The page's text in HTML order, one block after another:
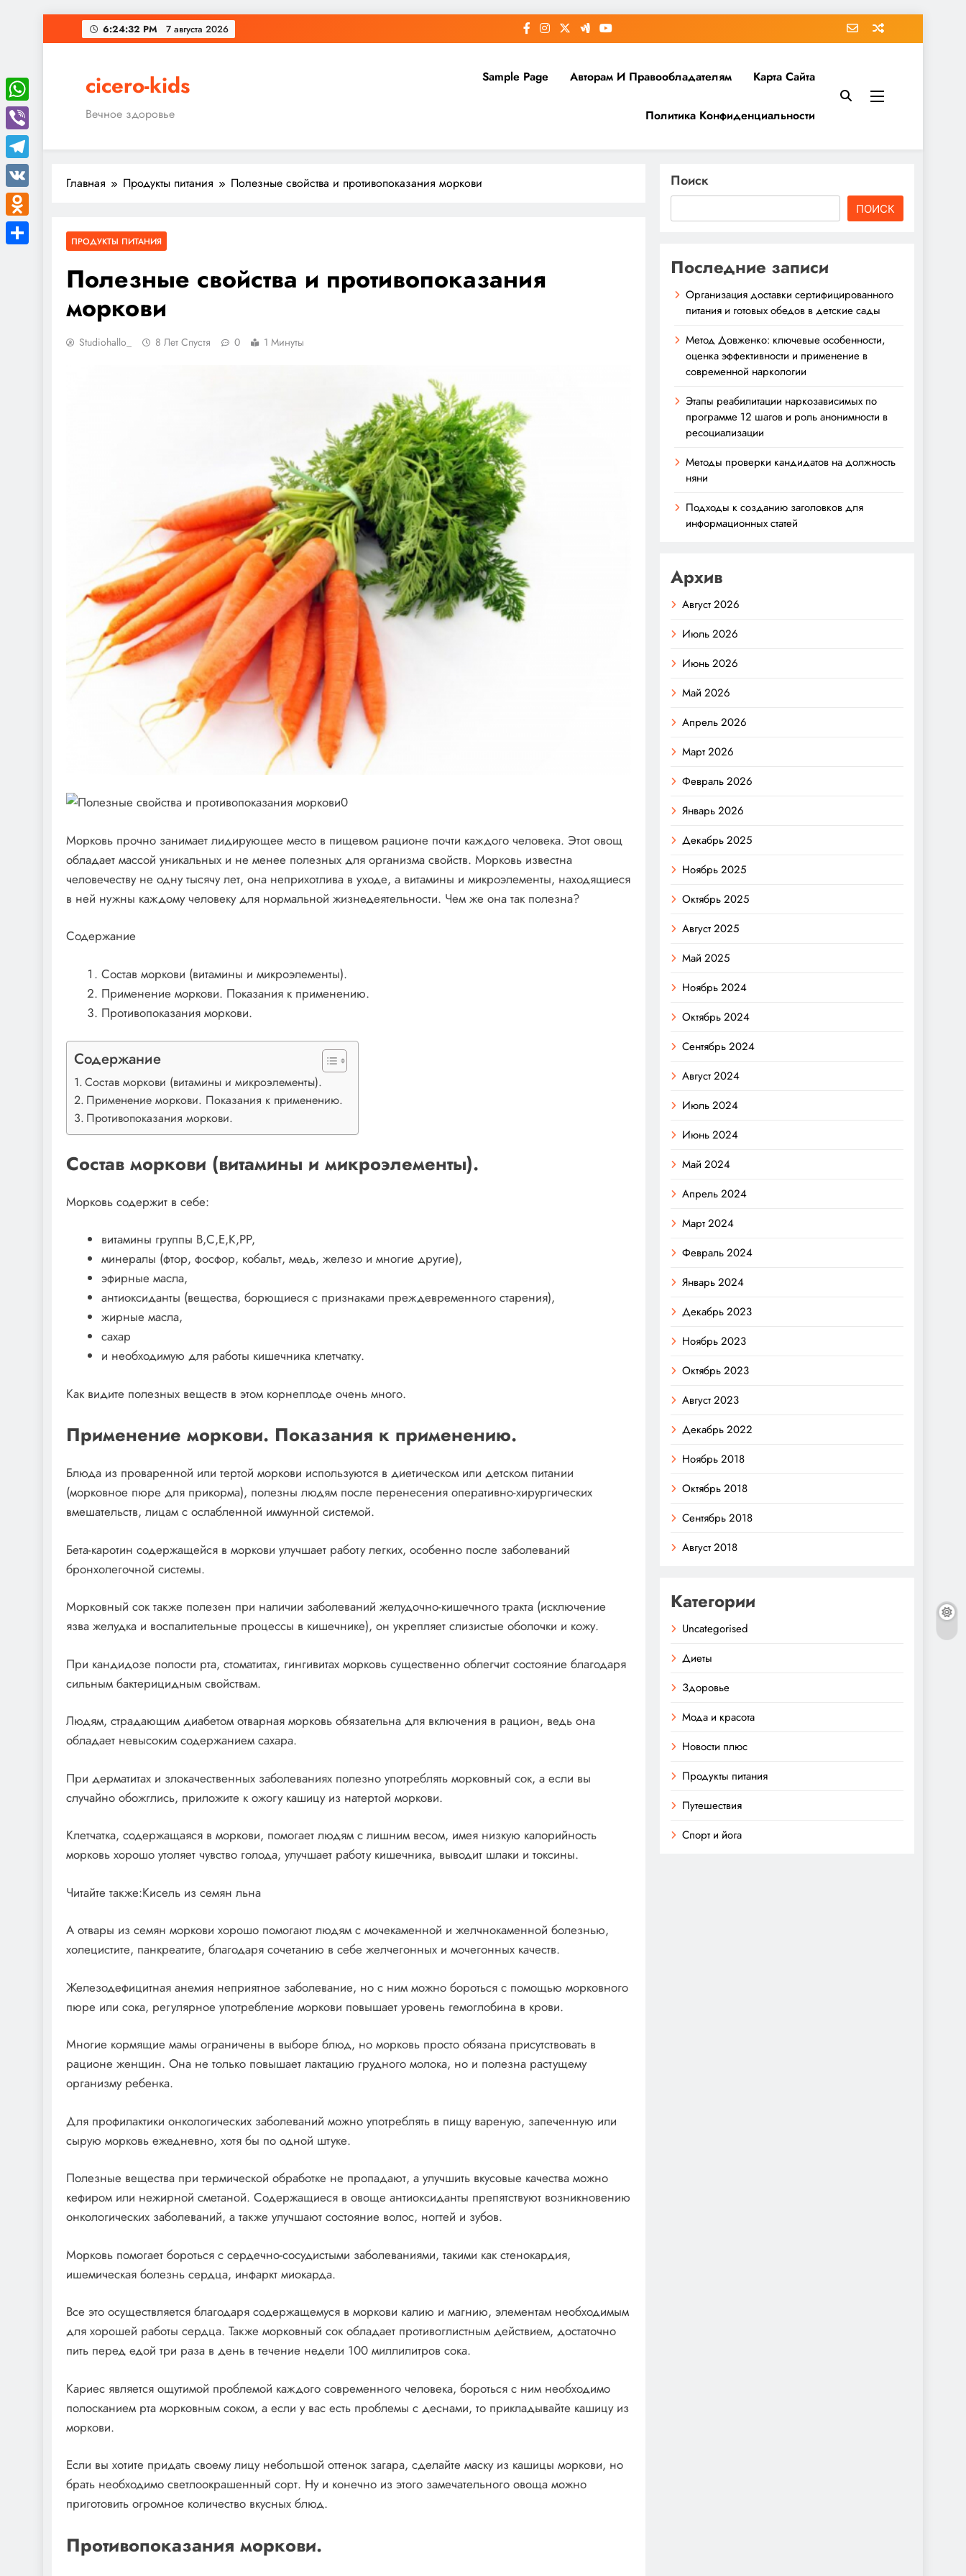
Перейти
к
6:24:33 PM 7 августа 2026
cicero-kids
Вечное здоровье
Sample Page Авторам И Правообладателям Карта Сайта
Политика Конфиденциальности
Главная Продукты питания Полезные свойства и противопоказания моркови
ПРОДУКТЫ ПИТАНИЯ
Полезные свойства и противопоказания
моркови
Studiohallo_ 8 Лет Спустя 0 1 Минуты
Морковь прочно занимает лидирующее место в пищевом рационе почти каждого человека. Этот овощ
обладает массой уникальных и не менее полезных для организма свойств. Морковь известна
человечеству не одну тысячу лет, она неприхотлива в уходе, а витамины и микроэлементы, находящиеся
в ней нужны каждому человеку для нормальной жизнедеятельности. Чем же она так полезна?
Содержание
Состав моркови (витамины и микроэлементы).
Применение моркови. Показания к применению.
Противопоказания моркови.
Содержание
Состав моркови (витамины и микроэлементы).
Применение моркови. Показания к применению.
Противопоказания моркови.
Состав моркови (витамины и микроэлементы).
Морковь содержит в себе:
витамины группы B,С,E,K,PP,
минералы (фтор, фосфор, кобальт, медь, железо и многие другие),
эфирные масла,
антиоксиданты (вещества, борющиеся с признаками преждевременного старения),
жирные масла,
сахар
и необходимую для работы кишечника клетчатку.
Как видите полезных веществ в этом корнеплоде очень много.
Применение моркови. Показания к применению.
Блюда из проваренной или тертой моркови используются в диетическом или детском питании
(морковное пюре для прикорма), полезны людям после перенесения оперативно-хирургических
вмешательств, лицам с ослабленной иммунной системой.
Бета-каротин содержащейся в моркови улучшает работу легких, особенно после заболеваний
бронхолегочной системы.
Морковный сок также полезен при наличии заболеваний желудочно-кишечного тракта (исключение
язва желудка и воспалительные процессы в кишечнике), он укрепляет слизистые оболочки и кожу.
При кандидозе полости рта, стоматитах, гингивитах морковь существенно облегчит состояние благодаря
сильным бактерицидным свойствам.
Людям, страдающим диабетом отварная морковь обязательна для включения в рацион, ведь она
обладает невысоким содержанием сахара.
При дерматитах и злокачественных заболеваниях полезно употреблять морковный сок, а если вы
случайно обожглись, приложите к ожогу кашицу из натертой моркови.
Клетчатка, содержащаяся в моркови, помогает людям с лишним весом, имея низкую калорийность
морковь хорошо утоляет чувство голода, улучшает работу кишечника, выводит шлаки и токсины.
Читайте также:Кисель из семян льна
А отвары из семян моркови хорошо помогают людям с мочекаменной и желчнокаменной болезнью,
холецистите, панкреатите, благодаря сочетанию в себе желчегонных и мочегонных качеств.
Железодефицитная анемия неприятное заболевание, но с ним можно бороться с помощью морковного
пюре или сока, регулярное употребление моркови повышает уровень гемоглобина в крови.
Многие кормящие мамы ограничены в выборе блюд, но морковь просто обязана присутствовать в
рационе женщин. Она не только повышает лактацию грудного молока, но и полезна растущему
организму ребенка.
Для профилактики онкологических заболеваний можно употреблять в пищу вареную, запеченную или
сырую морковь ежедневно, хотя бы по одной штуке.
Полезные вещества при термической обработке не пропадают, а улучшить вкусовые качества можно
кефиром или нежирной сметаной. Содержащиеся в овоще антиоксиданты препятствуют возникновению
онкологических заболеваний, а также улучшают состояние волос, ногтей и зубов.
Морковь помогает бороться с сердечно-сосудистыми заболеваниями, такими как стенокардия,
ишемическая болезнь сердца, инфаркт миокарда.
Все это осуществляется благодаря содержащемуся в моркови калию и магнию, элементам необходимым
для хорошей работы сердца. Также морковный сок обладает противоглистным действием, достаточно
пить перед едой три раза в день в течение недели 100 миллилитров сока.
Кариес является ощутимой проблемой каждого современного человека, бороться с ним необходимо
полосканием рта морковным соком, а если у вас есть проблемы с деснами, то прикладывайте кашицу из
моркови.
Если вы хотите придать своему лицу небольшой оттенок загара, сделайте маску из кашицы моркови, но
брать необходимо светлоокрашенный сорт. Ну и конечно из этого замечательного овоща можно
приготовить огромное количество вкусных блюд.
Противопоказания моркови.
Поиск
ПОИСК
Последние записи
Организация доставки сертифицированного
питания и готовых обедов в детские сады
Метод Довженко: ключевые особенности,
оценка эффективности и применение в
современной наркологии
Этапы реабилитации наркозависимых по
программе 12 шагов и роль анонимности в
ресоциализации
Методы проверки кандидатов на должность
няни
Подходы к созданию заголовков для
информационных статей
Архив
Август 2026
Июль 2026
Июнь 2026
Май 2026
Апрель 2026
Март 2026
Февраль 2026
Январь 2026
Декабрь 2025
Ноябрь 2025
Октябрь 2025
Август 2025
Май 2025
Ноябрь 2024
Октябрь 2024
Сентябрь 2024
Август 2024
Июль 2024
Июнь 2024
Май 2024
Апрель 2024
Март 2024
Февраль 2024
Январь 2024
Декабрь 2023
Ноябрь 2023
Октябрь 2023
Август 2023
Декабрь 2022
Ноябрь 2018
Октябрь 2018
Сентябрь 2018
Август 2018
Категории
Uncategorised
Диеты
Здоровье
Мода и красота
Новости плюс
Продукты питания
Путешествия
Спорт и йога
WhatsApp
Viber
Telegram
VK
Odnoklassniki